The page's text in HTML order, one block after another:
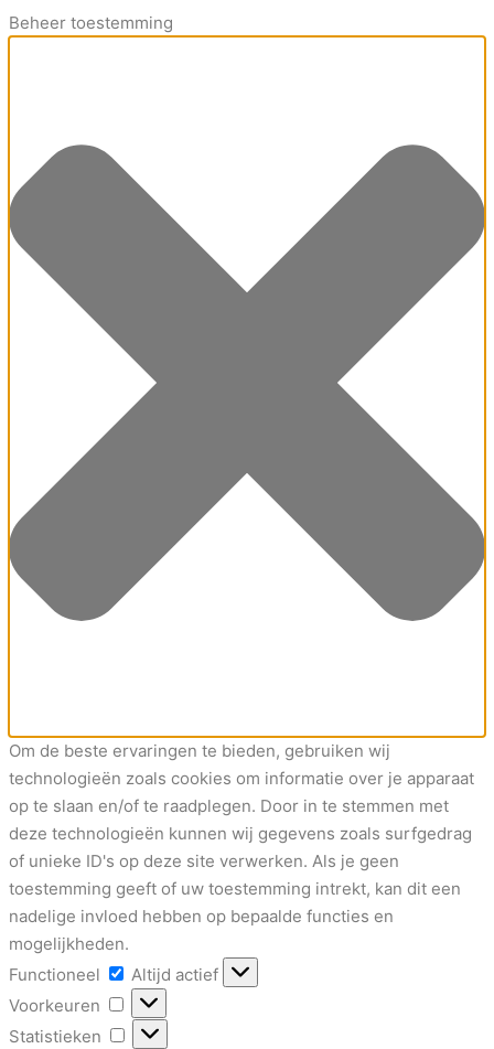
Beheer toestemming
Om de beste ervaringen te bieden, gebruiken wij
technologieën zoals cookies om informatie over je apparaat
op te slaan en/of te raadplegen. Door in te stemmen met
deze technologieën kunnen wij gegevens zoals surfgedrag
of unieke ID's op deze site verwerken. Als je geen
toestemming geeft of uw toestemming intrekt, kan dit een
nadelige invloed hebben op bepaalde functies en
mogelijkheden.
Functioneel
Functioneel
Altijd actief
Voorkeuren
Voorkeuren
Statistieken
Statistieken